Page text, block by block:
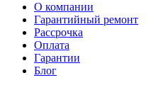
О компании
Гарантийный ремонт
Рассрочка
Оплата
Гарантии
Блог